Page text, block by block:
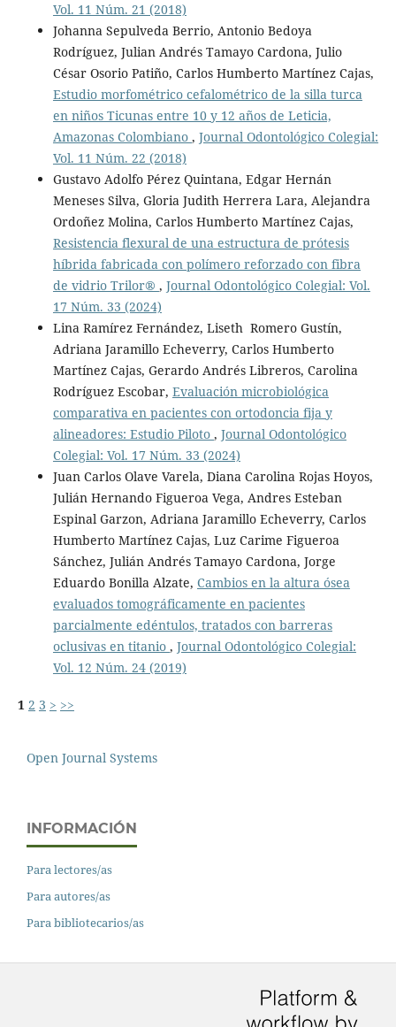
Vol. 11 Núm. 21 (2018)
Johanna Sepulveda Berrio, Antonio Bedoya
Rodríguez, Julian Andrés Tamayo Cardona, Julio
César Osorio Patiño, Carlos Humberto Martínez Cajas,
Estudio morfométrico cefalométrico de la silla turca
en niños Ticunas entre 10 y 12 años de Leticia,
Amazonas Colombiano , Journal Odontológico Colegial:
Vol. 11 Núm. 22 (2018)
Gustavo Adolfo Pérez Quintana, Edgar Hernán
Meneses Silva, Gloria Judith Herrera Lara, Alejandra
Ordoñez Molina, Carlos Humberto Martínez Cajas,
Resistencia flexural de una estructura de prótesis
híbrida fabricada con polímero reforzado con fibra
de vidrio Trilor® , Journal Odontológico Colegial: Vol.
17 Núm. 33 (2024)
Lina Ramírez Fernández, Liseth Romero Gustín,
Adriana Jaramillo Echeverry, Carlos Humberto
Martínez Cajas, Gerardo Andrés Libreros, Carolina
Rodríguez Escobar, Evaluación microbiológica
comparativa en pacientes con ortodoncia fija y
alineadores: Estudio Piloto , Journal Odontológico
Colegial: Vol. 17 Núm. 33 (2024)
Juan Carlos Olave Varela, Diana Carolina Rojas Hoyos,
Julián Hernando Figueroa Vega, Andres Esteban
Espinal Garzon, Adriana Jaramillo Echeverry, Carlos
Humberto Martínez Cajas, Luz Carime Figueroa
Sánchez, Julián Andrés Tamayo Cardona, Jorge
Eduardo Bonilla Alzate, Cambios en la altura ósea
evaluados tomográficamente en pacientes
parcialmente edéntulos, tratados con barreras
oclusivas en titanio , Journal Odontológico Colegial:
Vol. 12 Núm. 24 (2019)
1 2 3 > >>
Open Journal Systems
INFORMACIÓN
Para lectores/as
Para autores/as
Para bibliotecarios/as